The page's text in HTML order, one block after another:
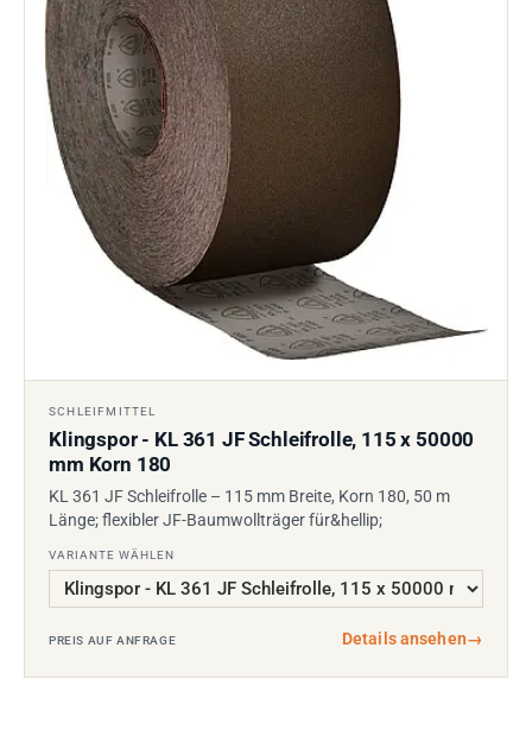
SCHLEIFMITTEL
Klingspor - KL 361 JF Schleifrolle, 115 x 50000
mm Korn 180
KL 361 JF Schleifrolle – 115 mm Breite, Korn 180, 50 m
Länge; flexibler JF-Baumwollträger für&hellip;
VARIANTE WÄHLEN
PREIS AUF ANFRAGE Details ansehen→